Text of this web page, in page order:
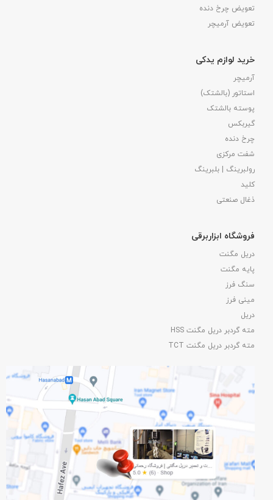
تعویض چرخ دنده
تعویض آرمیچر
خرید لوازم یدکی
آرمیچر
استاتور (بالشتک)
پوسته بالشتک
گیربکس
چرخ دنده
شفت مرکزی
رولبرینگ | بلبرینگ
کلید
ذغال صنعتی
فروشگاه ابزاربرقی
دریل مگنت
پایه مگنت
سنگ فرز
مینی فرز
دریل
مته گردبر دریل مگنت HSS
مته گردبر دریل مگنت TCT